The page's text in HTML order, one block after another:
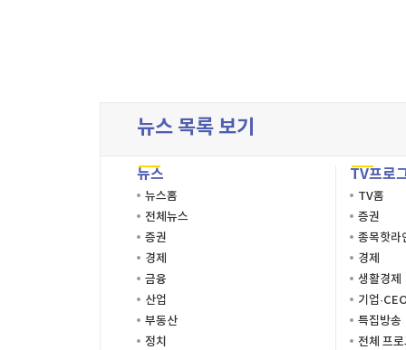
뉴스 목록 보기
뉴스
뉴스홈
전체뉴스
증권
경제
금융
산업
부동산
정치
TV프로
TV홈
증권
종목핫라
경제
생활경제
기업
특집방송
전체 프